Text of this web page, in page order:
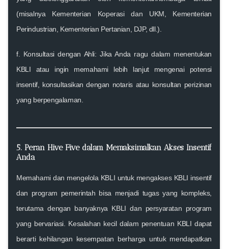
(misalnya Kementerian Koperasi dan UKM, Kementerian
Perindustrian, Kementerian Pertanian, DJP, dll.).
f. Konsultasi dengan Ahli: Jika Anda ragu dalam menentukan
KBLI atau ingin memahami lebih lanjut mengenai potensi
insentif, konsultasikan dengan notaris atau konsultan perizinan
yang berpengalaman.
5. Peran Hive Five dalam Memaksimalkan Akses Insentif
Anda
Memahami dan mengelola KBLI untuk mengakses KBLI insentif
dan program pemerintah bisa menjadi tugas yang kompleks,
terutama dengan banyaknya KBLI dan persyaratan program
yang bervariasi. Kesalahan kecil dalam penentuan KBLI dapat
berarti kehilangan kesempatan berharga untuk mendapatkan